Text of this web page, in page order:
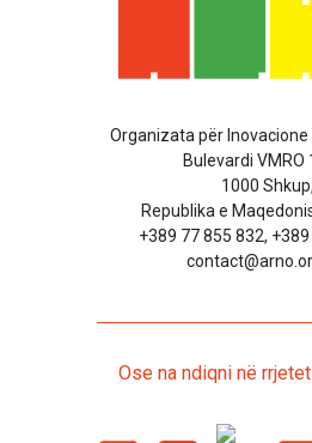
Organizata për Inovacione
Bulevardi VMRO
1000 Shkup,
Republika e
+389 77 855 832,
Ose na ndiqni në